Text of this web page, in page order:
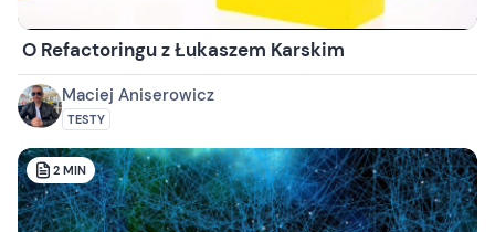
O Refactoringu z Łukaszem Karskim
Maciej Aniserowicz
TESTY
2 MIN